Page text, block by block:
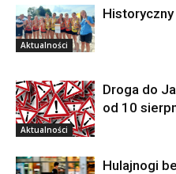
Aktualności
Aktualności
Droga do
od 10
Hulajnogi